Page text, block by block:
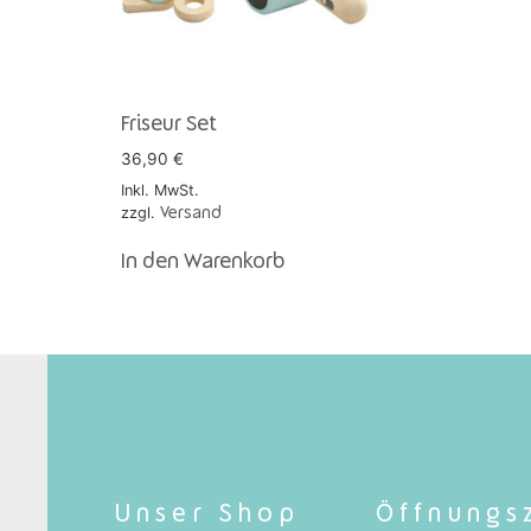
Friseur Set
36,90 €
Inkl. MwSt.
zzgl. Versand
In den Warenkorb
Unser Shop